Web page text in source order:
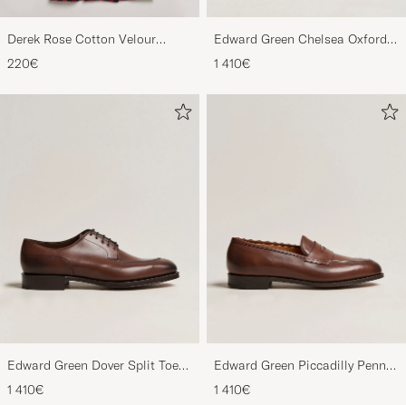
Derek Rose Cotton Velour
Striped Gown Red/Blue
220€
Edward Green Chelsea Oxford
Black Calf
1 410€
Edward Green Dover Split Toe
Dark Oak Calf
1 410€
Edward Green Piccadilly Penny
Loafer Dark Oak Antique
1 410€